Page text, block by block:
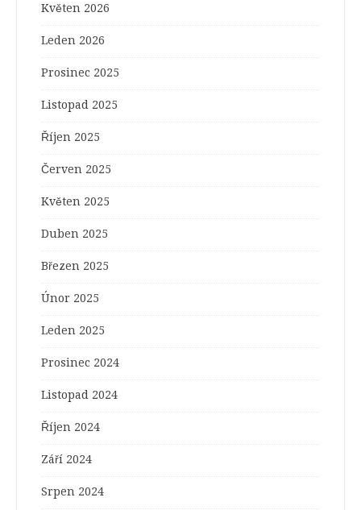
Květen 2026
Leden 2026
Prosinec 2025
Listopad 2025
Říjen 2025
Červen 2025
Květen 2025
Duben 2025
Březen 2025
Únor 2025
Leden 2025
Prosinec 2024
Listopad 2024
Říjen 2024
Září 2024
Srpen 2024